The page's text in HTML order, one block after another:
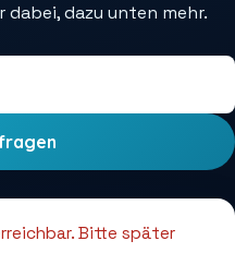
dabei, dazu unten mehr.
Bitte später